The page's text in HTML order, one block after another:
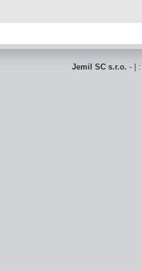
Jemil SC s.r.o. - |